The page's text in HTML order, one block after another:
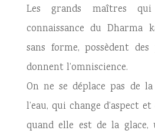
Les grands maîtres
connaissance du Dharma
sans forme, possèdent
donnent l’omniscience.
On ne se déplace pas de
l’eau, qui change d’aspect
quand elle est de la